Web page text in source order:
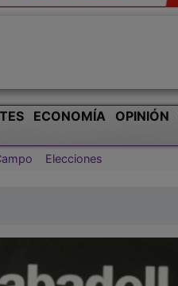
ECONOMÍA OPINIÓN
Elecciones